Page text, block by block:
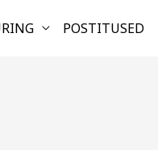
POSTITUSED